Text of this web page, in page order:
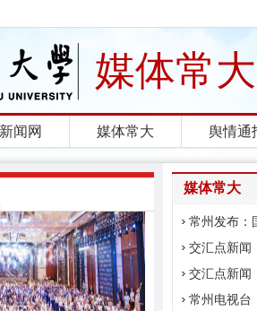
媒体常大
闻网 媒体常大 舆情通
媒体常大
常州发布：
交汇点新闻
交汇点新闻
常州电视台